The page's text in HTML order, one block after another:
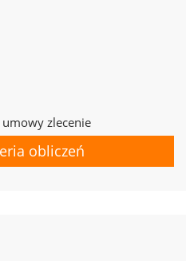
zlecenie
obliczeń